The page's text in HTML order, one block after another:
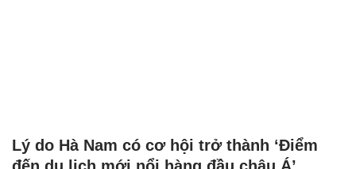
Lý do Hà Nam có cơ hội trở thành ‘Điểm